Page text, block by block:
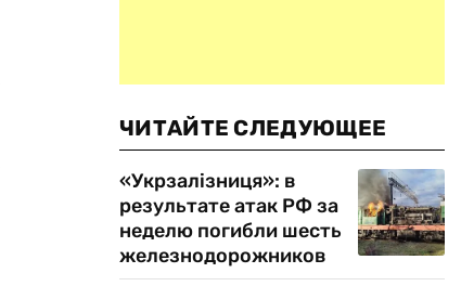
ЧИТАЙТЕ СЛЕДУЮЩЕЕ
«Укрзалізниця»: в
результате атак РФ за
неделю погибли шесть
железнодорожников